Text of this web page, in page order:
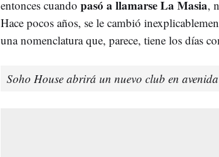
entonces cuando pasó a llamarse La Masia,
Hace pocos años, se le cambió
una nomenclatura que, parece, tiene los días
Soho House abrirá un nuevo club en